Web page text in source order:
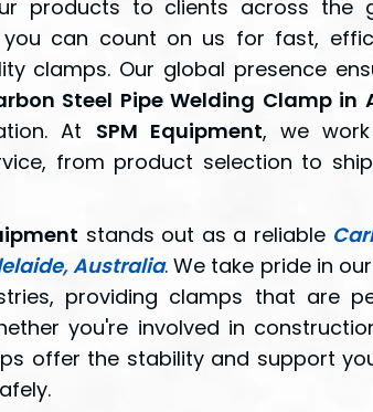
products to clients across the
can count on us for fast,
clamps. Our global presence
Steel Pipe Welding Clamp in
At SPM Equipment, we
from product selection to
stands out as a reliable
Australia. We take pride in
providing clamps that are
you're involved in
offer the stability and support